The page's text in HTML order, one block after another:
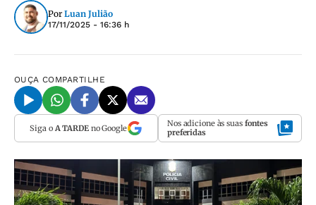
Por Luan Julião
17/11/2025 - 16:36 h
OUÇA COMPARTILHE
Siga o A TARDEno Google Nos adicione às suas fontes
preferidas